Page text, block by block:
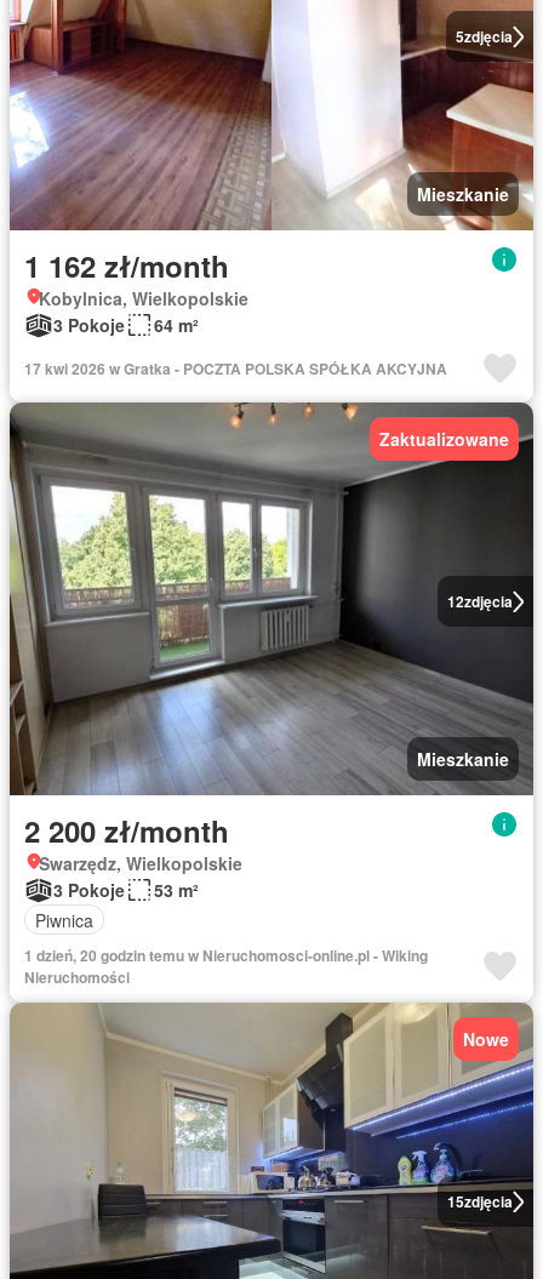
5zdjęcia
Mieszkanie
1 162 zł/month
Kobylnica, Wielkopolskie
3 Pokoje
64 m²
17 kwi 2026 w Gratka - POCZTA POLSKA SPÓŁKA AKCYJNA
12zdjęcia
Zaktualizowane
Mieszkanie
2 200 zł/month
Swarzędz, Wielkopolskie
3 Pokoje
53 m²
Piwnica
1 dzień, 20 godzin temu w Nieruchomosci-online.pl - Wiking
Nieruchomości
15zdjęcia
Nowe